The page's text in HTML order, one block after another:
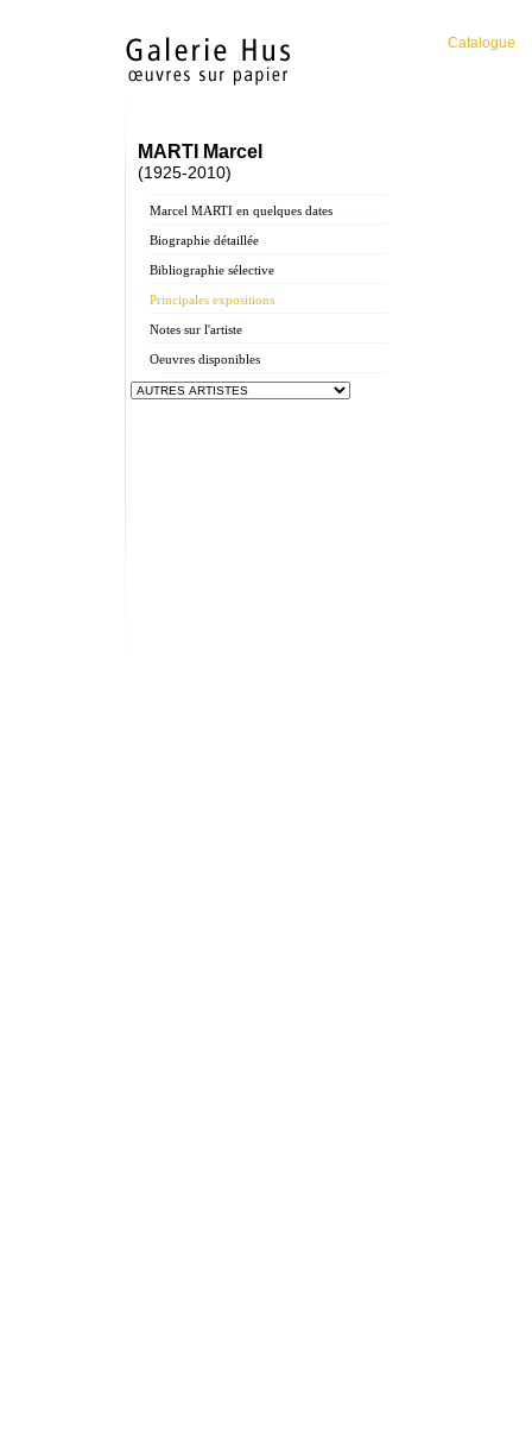
Catalogue
MARTI Marcel
(1925-2010)
Marcel MARTI en quelques dates
Biographie détaillée
Bibliographie sélective
Principales expositions
Notes sur l'artiste
Oeuvres disponibles